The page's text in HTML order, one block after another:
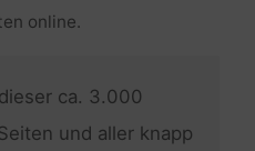
online.
ca. 3.000
und aller knapp